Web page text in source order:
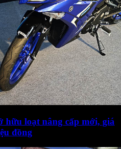
hữu loạt nâng cấp mới, giá
đồng